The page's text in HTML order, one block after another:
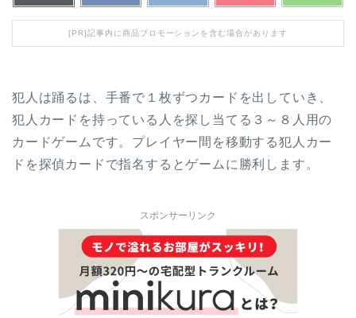
[PR]記事内に商品プロモーションを含む場合があります
犯人は踊るは、手番で１枚ずつカードを出していき、
犯人カードを持っている人を探し当てる３～８人用の
カードゲームです。プレイヤー間を移動する犯人カー
ドを探偵カードで指名するとゲームに勝利します。
スポンサーリンク